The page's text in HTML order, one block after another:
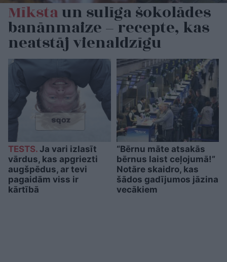
Mīkstaun sulīga šokolādes
banānmaize – recepte, kas
neatstāj vienaldzīgu
TESTS. Ja vari izlasīt
vārdus, kas apgriezti
augšpēdus, ar tevi
pagaidām viss ir
kārtībā
“Bērnu māte atsakās
bērnus laist ceļojumā!”
Notāre skaidro, kas
šādos gadījumos jāzina
vecākiem